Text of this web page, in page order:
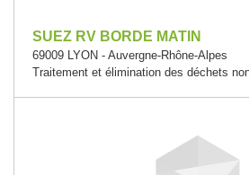
SUEZ RV BORDE MATIN
69009 LYON - Auvergne-Rhône-Alpes
Traitement et élimination des déchets